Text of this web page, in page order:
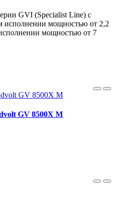
GVI (Specialist Line) с
исполнении мощностью от 2,2
мощностью от 7
GV 8500X M